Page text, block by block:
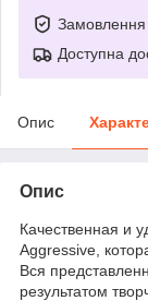
Замовлення
Доступна
Опис
Опис
Качественная и
Aggressive,
Вся
результатом